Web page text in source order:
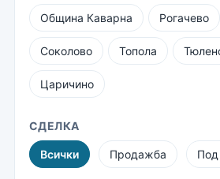
Община Каварна Рогачево
Соколово Топола
Царичино
СДЕЛКА
Всички Продажба